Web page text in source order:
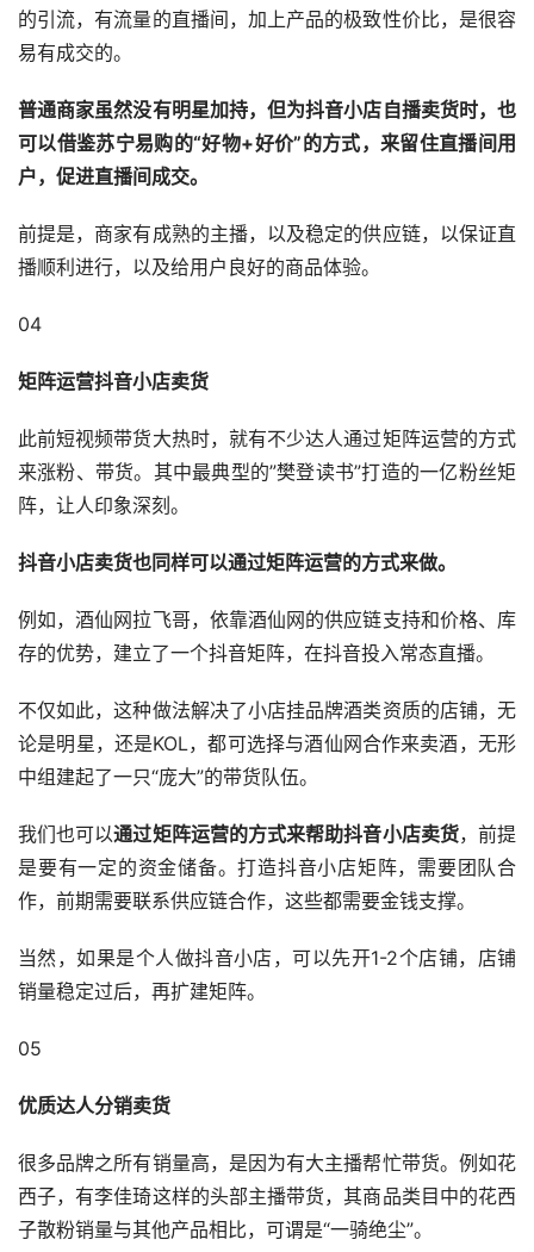
的引流，有流量的直播间，加上产品的极致性价比，是很容
易有成交的。
普通商家虽然没有明星加持，但为抖音小店自播卖货时，也
可以借鉴苏宁易购的“好物+好价”的方式，来留住直播间用
户，促进直播间成交。
前提是，商家有成熟的主播，以及稳定的供应链，以保证直
播顺利进行，以及给用户良好的商品体验。
04
矩阵运营抖音小店卖货
此前短视频带货大热时，就有不少达人通过矩阵运营的方式
来涨粉、带货。其中最典型的”樊登读书”打造的一亿粉丝矩
阵，让人印象深刻。
抖音小店卖货也同样可以通过矩阵运营的方式来做。
例如，酒仙网拉飞哥，依靠酒仙网的供应链支持和价格、库
存的优势，建立了一个抖音矩阵，在抖音投入常态直播。
不仅如此，这种做法解决了小店挂品牌酒类资质的店铺，无
论是明星，还是KOL，都可选择与酒仙网合作来卖酒，无形
中组建起了一只“庞大”的带货队伍。
我们也可以通过矩阵运营的方式来帮助抖音小店卖货，前提
是要有一定的资金储备。打造抖音小店矩阵，需要团队合
作，前期需要联系供应链合作，这些都需要金钱支撑。
当然，如果是个人做抖音小店，可以先开1-2个店铺，店铺
销量稳定过后，再扩建矩阵。
05
优质达人分销卖货
很多品牌之所有销量高，是因为有大主播帮忙带货。例如花
西子，有李佳琦这样的头部主播带货，其商品类目中的花西
子散粉销量与其他产品相比，可谓是“一骑绝尘”。